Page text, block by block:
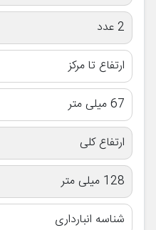
2 عدد
ارتفاع تا مرکز
67 میلی متر
ارتفاع کلی
128 میلی متر
شناسه انبارداری